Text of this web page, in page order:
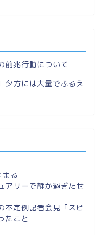
前兆行動について
夕方には大量でふるえ
る
アリーで静か過ぎたせ
不定例記者会見「スピ
たこと